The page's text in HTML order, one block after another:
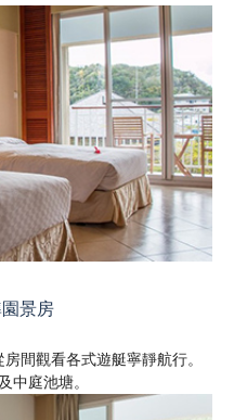
景房
間觀看各式遊艇寧靜航行。
中庭池塘。